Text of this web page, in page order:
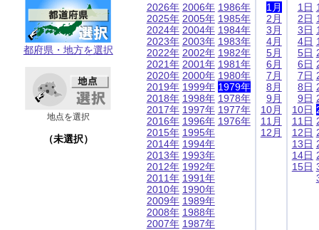
都府県・地方を選択
地点を選択
（未選択）
2026年
2025年
2024年
2023年
2022年
2021年
2020年
2019年
2018年
2017年
2016年
2015年
2014年
2013年
2012年
2011年
2010年
2009年
2008年
2007年
2006年
2005年
2004年
2003年
2002年
2001年
2000年
1999年
1998年
1997年
1996年
1995年
1994年
1993年
1992年
1991年
1990年
1989年
1988年
1987年
1986年
1985年
1984年
1983年
1982年
1981年
1980年
1979年
1978年
1977年
1976年
1月
2月
3月
4月
5月
6月
7月
8月
9月
10月
11月
12月
1日
2日
3日
4日
5日
6日
7日
8日
9日
10日
11日
12日
13日
14日
15日